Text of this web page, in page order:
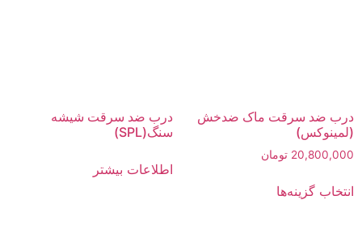
درب ضد سرقت ماک ضدخش
(لمینوکس)
20,800,000 تومان
انتخاب گزینه‌ها
درب ضد سرقت شیشه
سنگ(SPL)
اطلاعات بیشتر